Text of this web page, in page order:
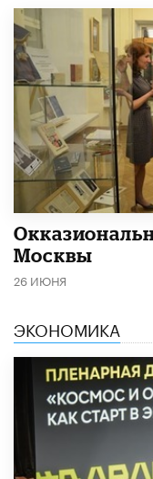
Москвы
26 ИЮНЯ
ЭКОНОМИКА